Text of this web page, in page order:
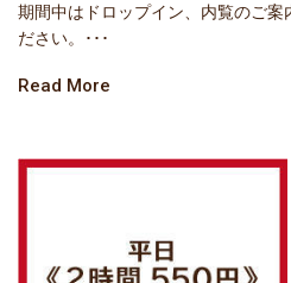
期間中はドロップイン、内覧のご案
ださい。･･･
Read More